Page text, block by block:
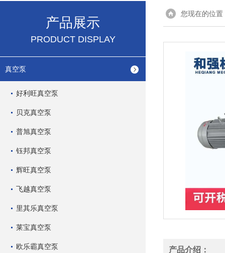
产品展示
PRODUCT DISPLAY
真空泵
好利旺真空泵
贝克真空泵
普旭真空泵
钰邦真空泵
辉旺真空泵
飞越真空泵
里其乐真空泵
莱宝真空泵
欧乐霸真空泵
您现在的位置
产品介绍：